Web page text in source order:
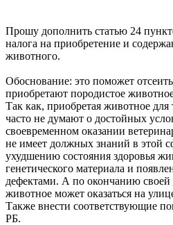
Прошу дополнить статью 24
налога на приобретение и
животного.
Обоснование: это поможет
приобретают породистое
Так как, приобретая животное
часто не думают о достойных
своевременном оказании
не имеет должных знаний в этой
ухудшению состояния здоровья
генетического материала и
дефектами. А по окончанию
животное может оказаться на
Также внести соответствующие
РБ.